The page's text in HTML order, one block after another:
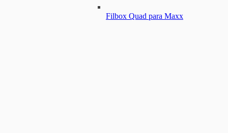
Filbox Quad para Maxx